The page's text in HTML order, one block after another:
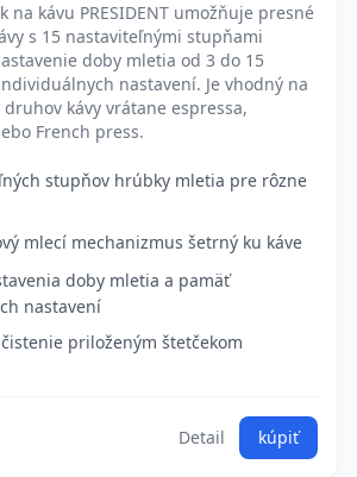
na kávu PRESIDENT umožňuje presné
s 15 nastaviteľnými stupňami
doby mletia od 3 do 15
nastavení. Je vhodný na
kávy vrátane espressa,
French press.
stupňov hrúbky mletia pre rôzne
mlecí mechanizmus šetrný ku káve
doby mletia a pamäť
nastavení
priloženým štetčekom
Detail kúpiť